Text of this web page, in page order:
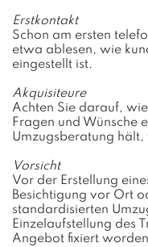
Erstkontakt
Schon am ersten
etwa ablesen, wie
eingestellt ist.
Akquisiteure
Achten Sie darauf,
Fragen und Wünsche
Umzugsberatung hält,
Vorsicht
Vor der Erstellung
Besichtigung vor Ort
standardisierten
Einzelaufstellung des
Angebot fixiert